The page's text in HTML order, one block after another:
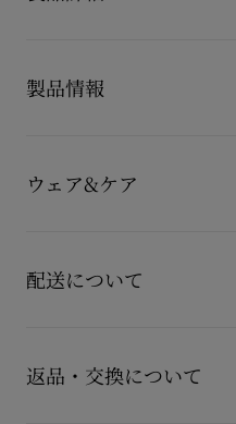
ニーカー、Tiketa Run。
ロールカラーのラベルで洗練
製品情報
素材 カーフレザー
ウェア&ケア
つかの注意事項がございます
認くださいませ。
配送について
15,000円(税込)以上のご注文
す。
返品・交換について